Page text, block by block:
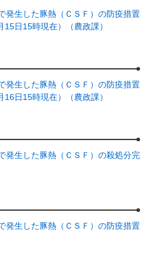
発生した豚熱（ＣＳＦ）の防疫措置
日15時現在）（農政課）
発生した豚熱（ＣＳＦ）の防疫措置
日15時現在）（農政課）
発生した豚熱（ＣＳＦ）の殺処分完
発生した豚熱（ＣＳＦ）の防疫措置